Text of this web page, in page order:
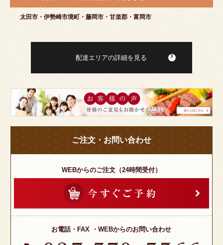
太田市・伊勢崎市境町・藤岡市・甘楽郡・富岡市
配達エリアの詳細を見る
様
の
見
お
か
せ
ご注文・お問い合わせ
WEBからのご注文（24時間受付）
お電話・FAX ・WEBからのお問い合わせ